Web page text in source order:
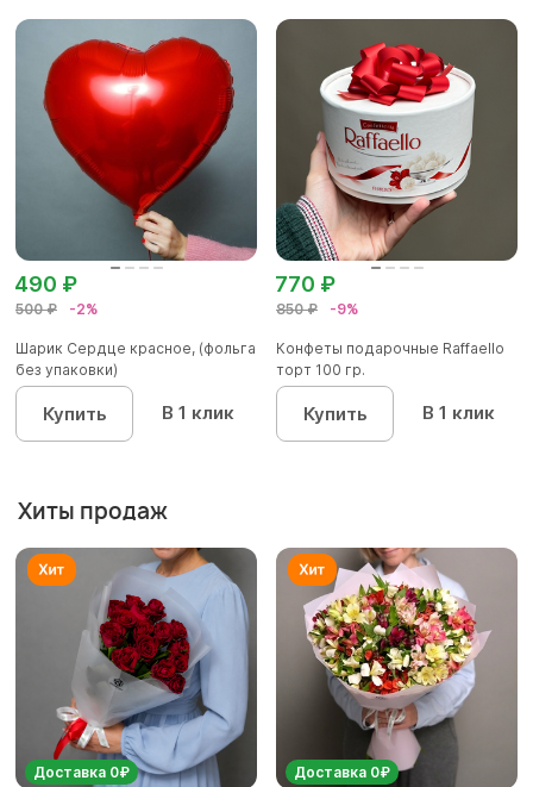
500 ₽ -2%
490 ₽
Шарик Сердце красное, (фольга
без упаковки)
Купить В 1 клик
850 ₽ -9%
770 ₽
Конфеты подарочные Raffaello
торт 100 гр.
Купить В 1 клик
Хиты продаж
Доставка 0₽ Доставка 0₽